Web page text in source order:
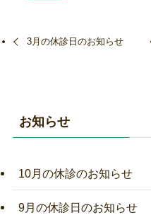
3月の休診日のお知らせ
お知らせ
10月の休診のお知らせ
9月の休診日のお知らせ